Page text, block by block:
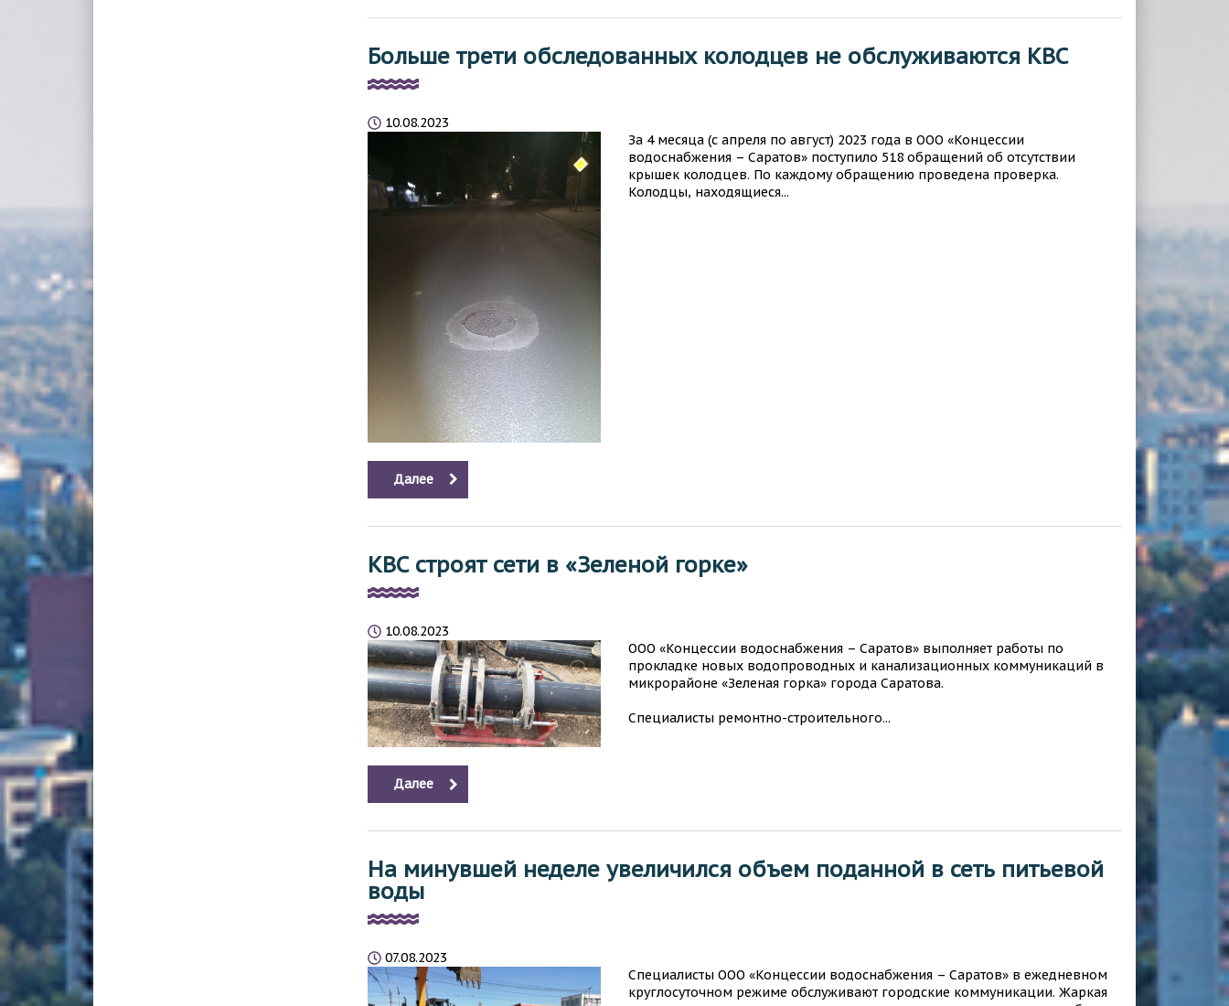
Больше трети обследованных колодцев не обслуживаются КВС
10.08.2023
За 4 месяца (с апреля по август) 2023 года в ООО «Концессии
водоснабжения – Саратов» поступило 518 обращений об отсутствии
крышек колодцев. По каждому обращению проведена проверка.
Колодцы, находящиеся...
Далее
КВС строят сети в «Зеленой горке»
10.08.2023
ООО «Концессии водоснабжения – Саратов» выполняет работы по
прокладке новых водопроводных и канализационных коммуникаций в
микрорайоне «Зеленая горка» города Саратова.
Специалисты ремонтно-строительного...
Далее
На минувшей неделе увеличился объем поданной в сеть питьевой
воды
07.08.2023
Специалисты ООО «Концессии водоснабжения – Саратов» в ежедневном
круглосуточном режиме обслуживают городские коммуникации. Жаркая